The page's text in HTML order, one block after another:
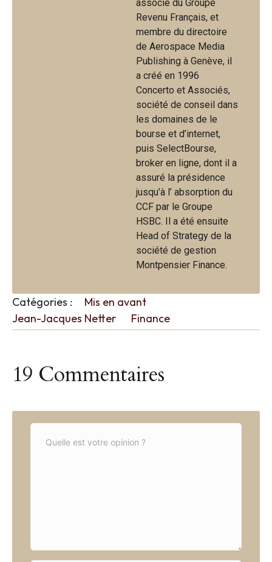
associé du Groupe
Revenu Français, et
membre du directoire
de Aerospace Media
Publishing à Genève, il
a créé en 1996
Concerto et Associés,
société de conseil dans
les domaines de le
bourse et d’internet,
puis SelectBourse,
broker en ligne, dont il a
assuré la présidence
jusqu’à l’ absorption du
CCF par le Groupe
HSBC. Il a été ensuite
Head of Strategy de la
société de gestion
Montpensier Finance.
Catégories :
Mis en avant
Jean-Jacques Netter
Finance
19 Commentaires